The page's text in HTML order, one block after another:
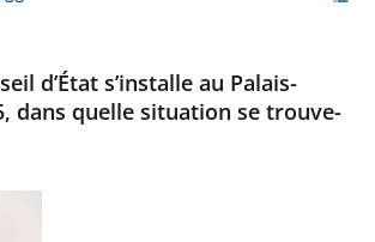
d’État s’installe au Palais-
dans quelle situation se trouve-